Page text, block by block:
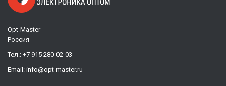
Opt-Master
Россия
Тел.: +7 915 280-02-03
Email: info@opt-master.ru